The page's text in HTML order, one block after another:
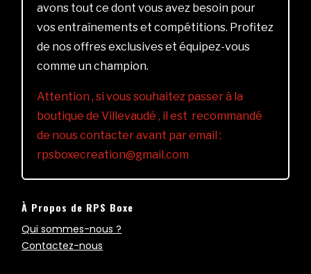
avons tout ce dont vous avez besoin pour
vos entraînements et compétitions. Profitez
de nos offres exclusives et équipez-vous
comme un champion.
Attention , si vous souhaitez passer à la
boutique de Villevaudé , il est recommandé
de nous contacter avant par email :
rpsboxecreation@gmail.com
À Propos de RPS Boxe
Qui sommes-nous ?
Contactez-nous